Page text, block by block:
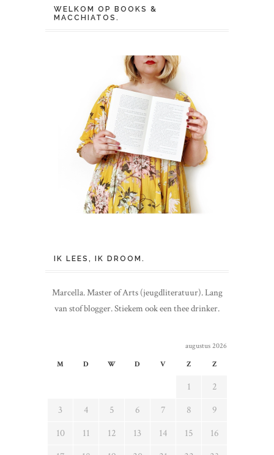
WELKOM OP BOOKS &
MACCHIATOS.
IK LEES, IK DROOM.
Marcella. Master of Arts (jeugdliteratuur). Lang
van stof blogger. Stiekem ook een thee drinker.
augustus 2026
M
D W D V Z Z
1
2
3
4 5 6 7 8
9
10
11 12 13 14 15
16